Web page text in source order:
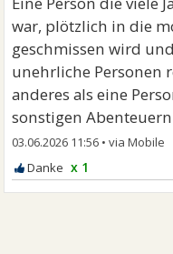
war, plötzlich in die
geschmissen wird
unehrliche Personen
anderes als eine
sonstigen
03.06.2026 11:56 •
x 1